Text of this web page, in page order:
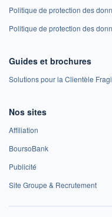
Politique de protection des
Politique de protection des
Guides et brochures
Solutions pour la Clientèle
Nos sites
Affiliation
BoursoBank
Publicité
Site Groupe & Recrutement